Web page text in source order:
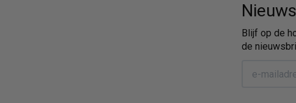
Blijf op de
de